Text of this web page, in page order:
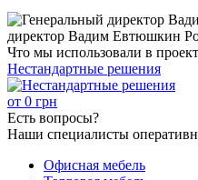
директор Вадим Евтюшкин
Что мы использовали в
Нестандартные решения
от 0 грн
Есть вопросы?
Наши специалисты
Офисная мебель